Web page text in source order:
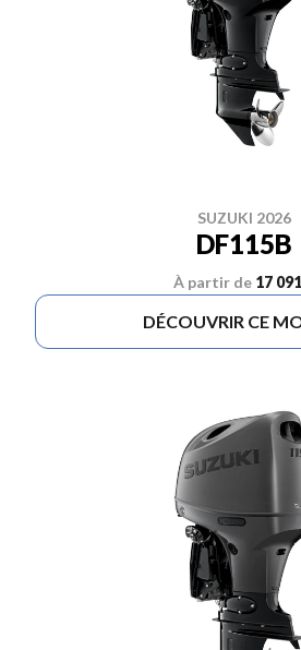
SUZUKI 2026
DF115B
À partir de 17
DÉCOUVRIR CE